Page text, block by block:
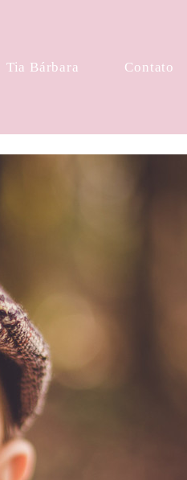
Tia Bárbara Contato